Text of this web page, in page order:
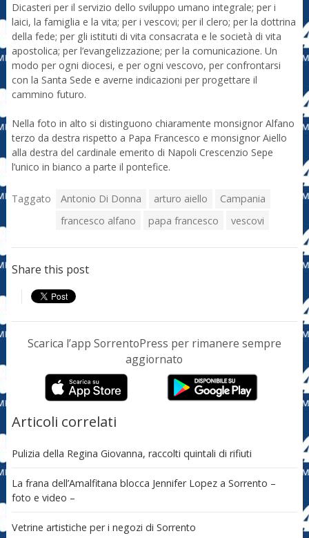
Dicasteri per il servizio dello sviluppo umano integrale; per i
laici, la famiglia e la vita; per i vescovi; per il clero; per la dottrina
della fede; per gli istituti di vita consacrata e le società di vita
apostolica; per l’evangelizzazione; per la comunicazione. Un
modo per ogni diocesi, e per ogni vescovo, per confrontarsi
con la Santa Sede e averne indicazioni per progettare il
cammino futuro.
Nella foto in alto si distinguono chiaramente monsignor Alfano
terzo da destra rispetto a Papa Francesco e monsignor Aiello
alla destra del cardinale emerito di Napoli Crescenzio Sepe
l’unico in bianco a parte il pontefice.
Taggato Antonio Di Donna arturo aiello
Campania
francesco alfano
papa francesco vescovi
Share this post
Scarica l’app SorrentoPress per rimanere sempre
aggiornato
Articoli correlati
Pulizia della Regina Giovanna, raccolti quintali di rifiuti
La frana dell’Amalfitana blocca Jennifer Lopez a Sorrento –
foto e video –
Vetrine artistiche per i negozi di Sorrento